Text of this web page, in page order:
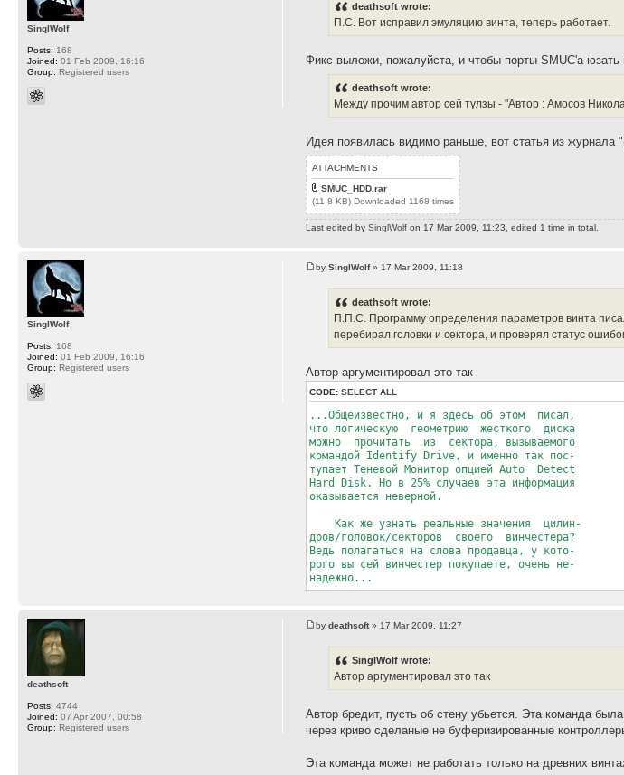
deathsoft wrote:
П.С. Вот исправил эмуляцию винта, теперь работает.
Фикс выложи, пожалуйста, и чтобы порты SMUC'a
deathsoft wrote:
Между прочим автор сей тулзы - "Автор : Амосов
Идея появилась видимо раньше, вот статья из
ATTACHMENTS
SMUC_HDD.rar
(11.8 KB) Downloaded 1168 times
Last edited bySinglWolf on 17 Mar 2009, 11:23, edited 1 time in total.
SinglWolf
Posts: 168
Joined: 01 Feb 2009, 16:16
Group: Registered users
bySinglWolf» 17 Mar 2009, 11:18
deathsoft wrote:
П.П.С. Программу определения параметров винта
перебирал головки и сектора, и проверял статус
Автор аргументировал это так
CODE:SELECT ALL
...Общеизвестно, и я здесь об этом писал,
что логическую геометрию жесткого диска
можно прочитать из сектора, вызываемого
командой Identify Drive, и именно так пос-
тупает Теневой Монитор опцией Auto Detect
Hard Disk. Но в 25% случаев эта информация
оказывается неверной.
Как же узнать реальные значения цилин-
дров/головок/секторов своего винчестера?
Ведь полагаться на слова продавца, у кото-
рого вы сей винчестер покупаете, очень не-
надежно...
SinglWolf
Posts: 168
Joined: 01 Feb 2009, 16:16
Group: Registered users
bydeathsoft» 17 Mar 2009, 11:27
SinglWolf wrote:
Автор аргументировал это так
Автор бредит, пусть об стену убьется. Эта команда
через криво сделаные не буферизированные
Эта команда может не работать только на древних
deathsoft
Posts: 4744
Joined: 07 Apr 2007, 00:58
Group: Registered users